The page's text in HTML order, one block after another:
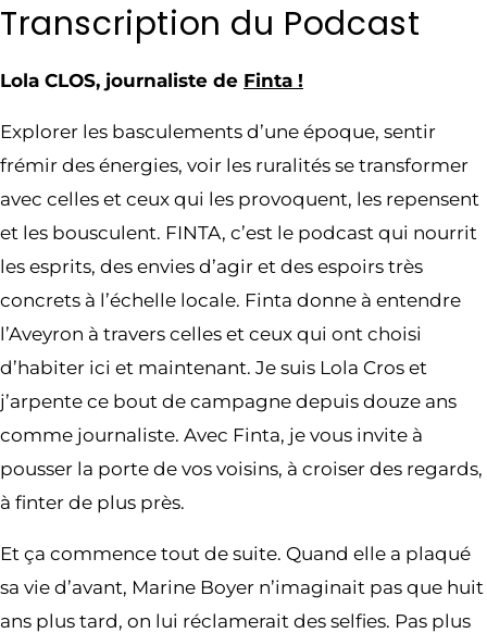
Transcription du Podcast
Lola CLOS, journaliste de Finta !
Explorer les basculements d’une époque, sentir
frémir des énergies, voir les ruralités se transformer
avec celles et ceux qui les provoquent, les repensent
et les bousculent. FINTA, c’est le podcast qui nourrit
les esprits, des envies d’agir et des espoirs très
concrets à l’échelle locale. Finta donne à entendre
l’Aveyron à travers celles et ceux qui ont choisi
d’habiter ici et maintenant. Je suis Lola Cros et
j’arpente ce bout de campagne depuis douze ans
comme journaliste. Avec Finta, je vous invite à
pousser la porte de vos voisins, à croiser des regards,
à finter de plus près.
Et ça commence tout de suite. Quand elle a plaqué
sa vie d’avant, Marine Boyer n’imaginait pas que huit
ans plus tard, on lui réclamerait des selfies. Pas plus